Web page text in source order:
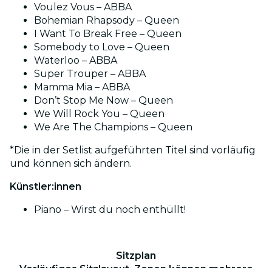
Voulez Vous – ABBA
Bohemian Rhapsody – Queen
I Want To Break Free – Queen
Somebody to Love – Queen
Waterloo – ABBA
Super Trouper – ABBA
Mamma Mia – ABBA
Don’t Stop Me Now – Queen
We Will Rock You – Queen
We Are The Champions – Queen
*Die in der Setlist aufgeführten Titel sind vorläufig
und können sich ändern.
Künstler:innen
Piano – Wirst du noch enthüllt!
Sitzplan